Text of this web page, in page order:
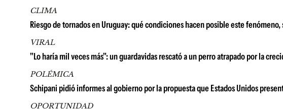
CLIMA
Riesgo de tornados en Uruguay: qué condiciones hacen posible este
VIRAL
"Lo haría mil veces más": un guardavidas rescató a un perro atrapado por la
POLÉMICA
Schipani pidió informes al gobierno por la propuesta que Estados Unidos
OPORTUNIDAD